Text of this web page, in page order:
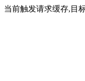
当前触发请求缓存,目